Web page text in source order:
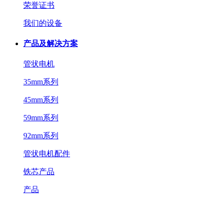
荣誉证书
我们的设备
产品及解决方案
管状电机
35mm系列
45mm系列
59mm系列
92mm系列
管状电机配件
铁芯产品
产品